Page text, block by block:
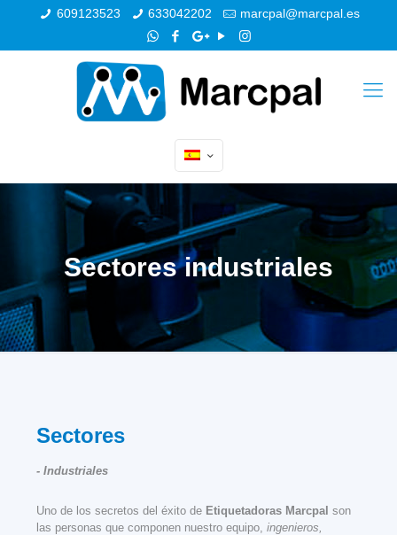
609123523 633042202 marcpal@marcpal.es
Sectores industriales
Sectores
- Industriales
Uno de los secretos del éxito de Etiquetadoras Marcpal son
las personas que componen nuestro equipo, ingenieros,